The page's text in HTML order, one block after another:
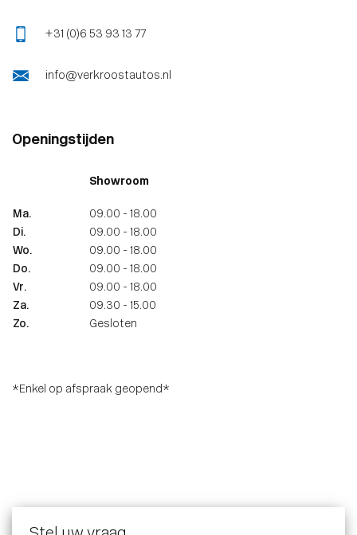
+31 (0)6 53 93 13 77
info@verkroostautos.nl
Openingstijden
Showroom
Ma.
09.00 - 18.00
Di.
09.00 - 18.00
Wo.
09.00 - 18.00
Do.
09.00 - 18.00
Vr.
09.00 - 18.00
Za.
09.30 - 15.00
Zo.
Gesloten
*Enkel op afspraak geopend*